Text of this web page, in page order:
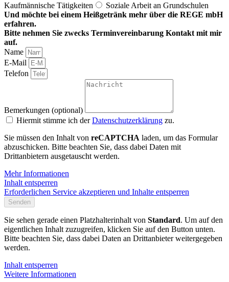
Kaufmännische Tätigkeiten
Soziale Arbeit an Grundschulen
Und möchte bei einem Heißgetränk mehr über die REGE mbH
erfahren.
Bitte nehmen Sie zwecks Terminvereinbarung Kontakt mit mir
auf.
Name
E-Mail
Telefon
Bemerkungen (optional)
Hiermit stimme ich derDatenschutzerklärung zu.
Sie müssen den Inhalt von reCAPTCHA laden, um das Formular
abzuschicken. Bitte beachten Sie, dass dabei Daten mit
Drittanbietern ausgetauscht werden.
Mehr Informationen
Inhalt entsperren
Erforderlichen Service akzeptieren und Inhalte entsperren
Senden
Sie sehen gerade einen Platzhalterinhalt von Standard. Um auf den
eigentlichen Inhalt zuzugreifen, klicken Sie auf den Button unten.
Bitte beachten Sie, dass dabei Daten an Drittanbieter weitergegeben
werden.
Inhalt entsperren
Weitere Informationen